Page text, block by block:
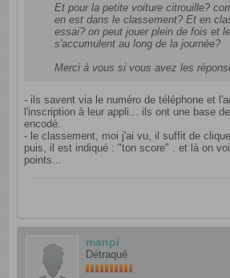
Et pour la petite voiture citrouille?
en est dans le classement? Et en
essai? on peut jouer plein de fois et
s'accumulent au long de la journée?
Merci à vous si vous avez les
- ils savent via le numéro de téléphone et
l'inscription à leur appli... ils ont une base
encodé.
- le classement, moi j'ai vu, il suffit de
puis, il est indiqué : "ton score" . et là on
points...
manpi
Détraqué